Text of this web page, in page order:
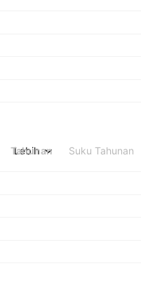
Tahunan Suku Tahunan
Lebih